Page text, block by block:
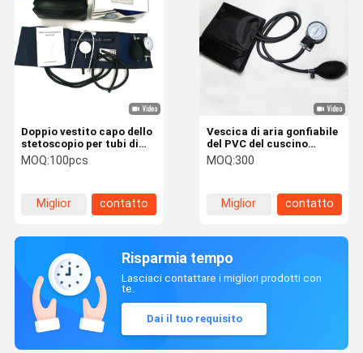
Doppio vestito capo dello
stetoscopio per tubi di
gomma della vescica di
aria del polsino di
MOQ:100pcs
Miglior
contatto
Vescica di aria gonfiabile
del PVC del cuscino
medico con la singola
metropolitana ed il valore
MOQ:300
Miglior
contatto
Risparmia tempo
Lasciaci contattare i migliori prodotti con
te.
Dai il tuo requisito